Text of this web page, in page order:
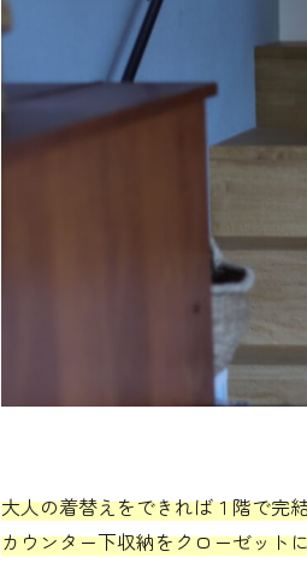
大人の着替えをできれば１階で完
カウンター下収納をクローゼット